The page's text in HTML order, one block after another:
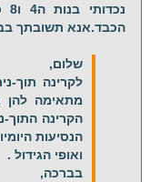
הכבד.אנא תשובתך
שלום,
לקרינה תוך-
מתאימה להן
הקרינה
הנסיעות
ואופי הגידול .
בברכה,